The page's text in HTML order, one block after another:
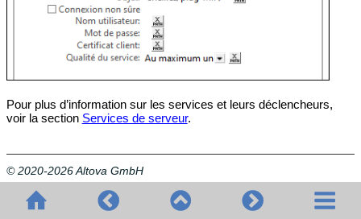
Pour plus d’information sur les services et leurs déclencheurs,
voir la section Services de serveur.
© 2020-2026 Altova GmbH